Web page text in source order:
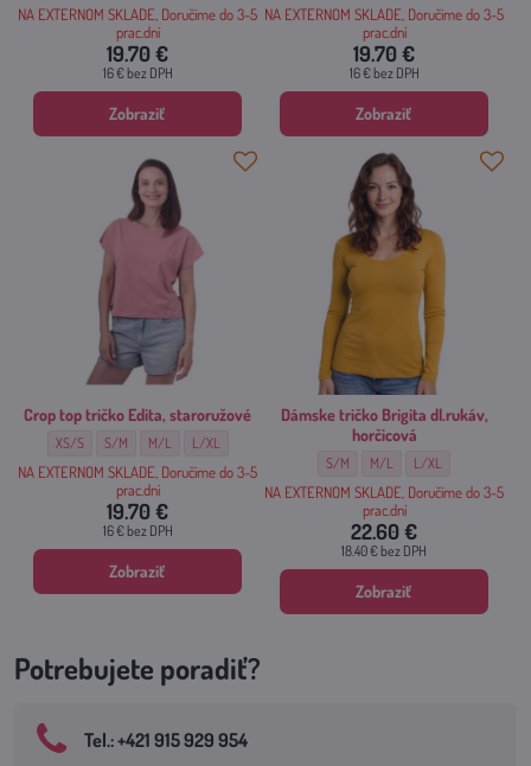
NA EXTERNOM SKLADE, Doručíme do 3-5
prac.dní
19.70 €
16 €bez DPH
Zobraziť
NA EXTERNOM SKLADE, Doručíme do 3-5
prac.dní
19.70 €
16 €bez DPH
Zobraziť
Crop top tričko Edita, staroružové
Crop top tričko Edita, staroružové - Veľkosť:
XS/S Crop top tričko Edita, staroružové - Veľkosť:
S/M Crop top tričko Edita, staroružové - Veľkosť:
M/L Crop top tričko Edita, staroružové - Veľkosť:
L/XL
NA EXTERNOM SKLADE, Doručíme do 3-5
prac.dní
19.70 €
16 €bez DPH
Zobraziť
Dámske tričko Brigita dl.rukáv,
horčicová
Dámske tričko Brigita dl.rukáv,
S/M Dámske tričko Brigita
M/L Dámske tričko
L/XL
NA EXTERNOM SKLADE, Doručíme do 3-5
prac.dní
22.60 €
18.40 €bez DPH
Zobraziť
Potrebujete poradiť?
Tel​.: +421 915 929 954